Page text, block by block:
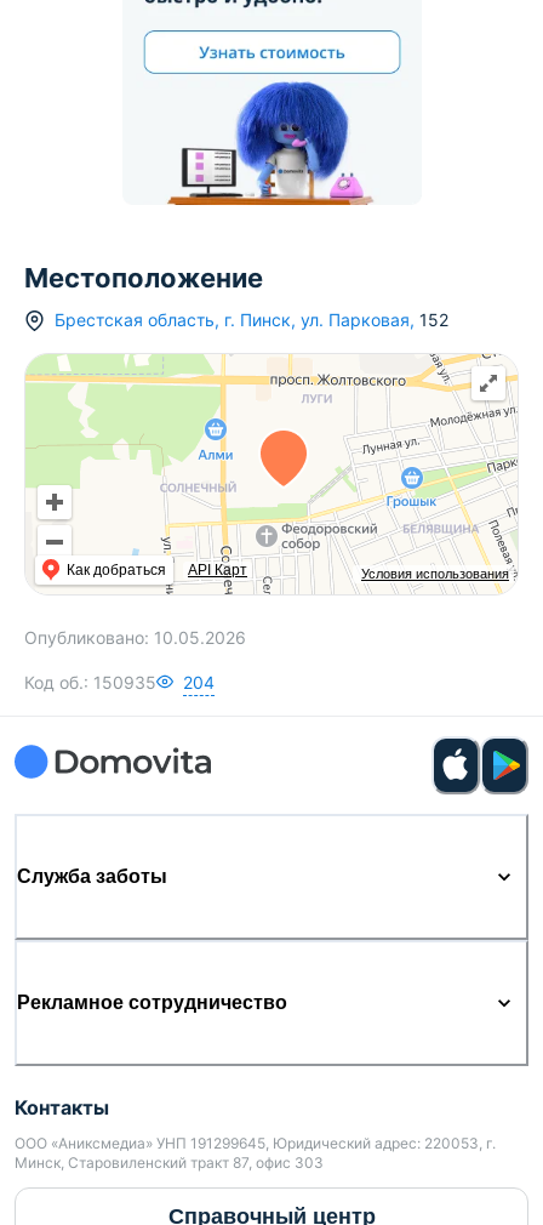
Местоположение
Брестская область, г. Пинск, ул. Парковая, 152
Условия использования
Как добраться API Карт
Опубликовано: 10.05.2026
Код об.: 150935 204
Служба заботы
Рекламное сотрудничество
Контакты
ООО «Аниксмедиа» УНП 191299645, Юридический адрес: 220053, г.
Минск, Старовиленский тракт 87, офис 303
Справочный центр